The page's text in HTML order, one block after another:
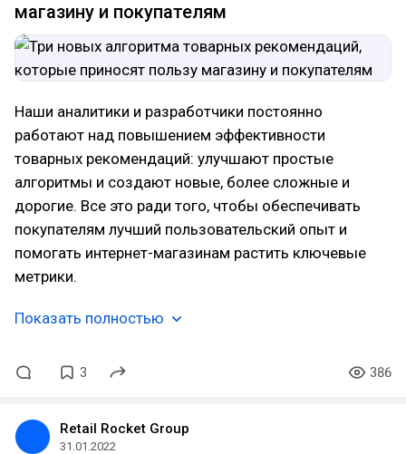
магазину и покупателям
Наши аналитики и разработчики постоянно
работают над повышением эффективности
товарных рекомендаций: улучшают простые
алгоритмы и создают новые, более сложные и
дорогие. Все это ради того, чтобы обеспечивать
покупателям лучший пользовательский опыт и
помогать интернет-магазинам растить ключевые
метрики.
Показать полностью
3 386
Retail Rocket Group
31.01.2022